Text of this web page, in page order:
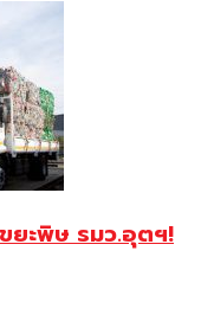
ยะพิษ รมว.อุตฯ!